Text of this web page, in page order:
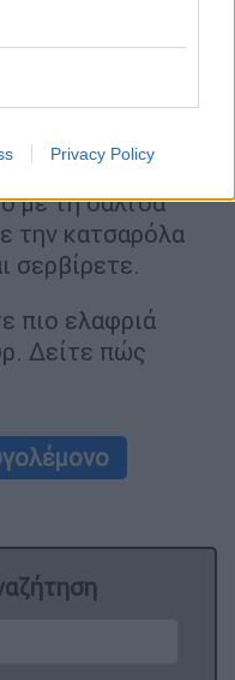
Privacy Policy
το κορν
κρύο νερό και
δέσει. Χτυπάτε
και τα
κρέμα.
με τη σάλτσα
την κατσαρόλα
σερβίρετε.
πιο ελαφριά
Δείτε πώς